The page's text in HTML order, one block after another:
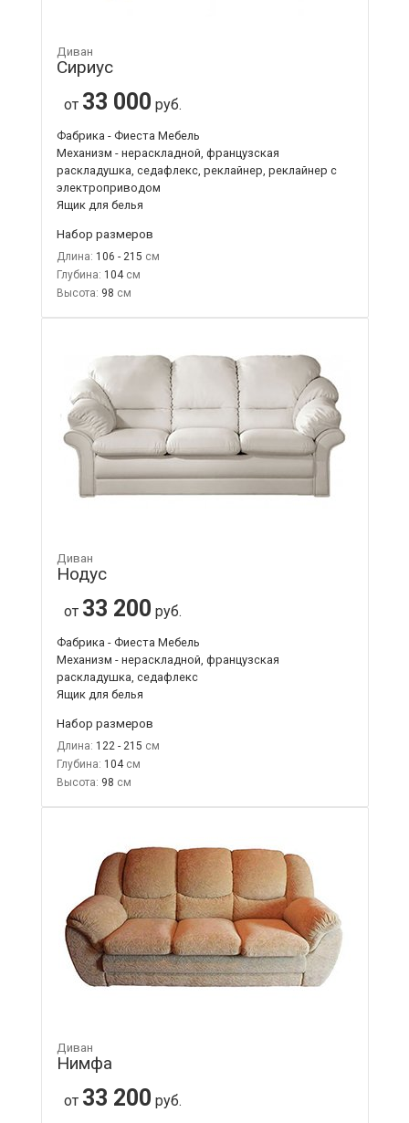
Диван
Сириус
от 33 000 руб.
Фабрика - Фиеста Мебель
Механизм - нераскладной, французская
раскладушка, седафлекс, реклайнер, реклайнер с
электроприводом
Ящик для белья
Набор размеров
Длина: 106 - 215
Глубина: 104
Высота: 98
Диван
Нодус
от 33 200 руб.
Фабрика - Фиеста Мебель
Механизм - нераскладной, французская
раскладушка, седафлекс
Ящик для белья
Набор размеров
Длина: 122 - 215
Глубина: 104
Высота: 98
Диван
Нимфа
от 33 200 руб.